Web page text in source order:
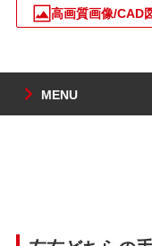
高画質画像/CAD
MENU